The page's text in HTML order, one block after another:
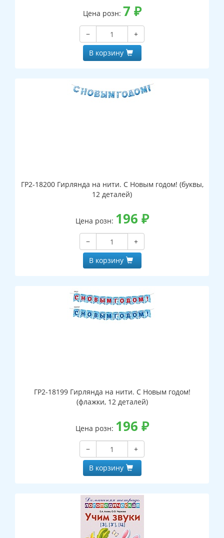
Цена розн: 7 ₽
−
+
В корзину
ГР2-18200 Гирлянда на нити. С Новым годом! (буквы,
12 деталей)
Цена розн: 196 ₽
−
+
В корзину
ГР2-18199 Гирлянда на нити. С Новым годом!
(флажки, 12 деталей)
Цена розн: 196 ₽
−
+
В корзину